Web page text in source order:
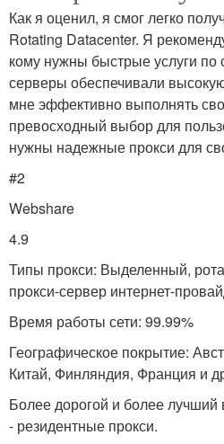
Как я оценил, я смог легко
Rotating Datacenter. Я
кому нужны быстрые услуги по
серверы обеспечивали
мне эффективно выполнять
превосходный выбор для
нужны надежные прокси для
#2
Webshare
4.9
Типы прокси: Выделенный,
прокси-сервер интернет-
Время работы сети: 99.99%
Географическое покрытие:
Китай, Финляндия, Франция и
Более дорогой и более лучший
- резидентные прокси.